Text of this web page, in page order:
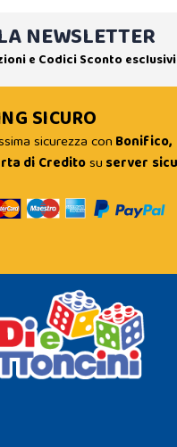
NEWSLETTER
e Codici Sconto esclusivi
SICURO
sicurezza con Bonifico,
di Creditosu server